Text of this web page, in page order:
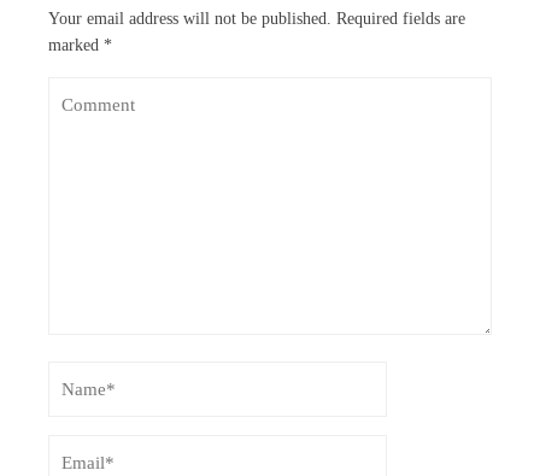
Your email address will not be published. Required fields are
marked *